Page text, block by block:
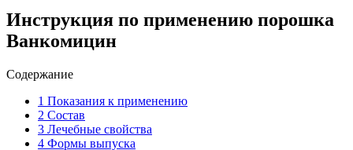
Инструкция по применению порошка
Ванкомицин
Содержание
1 Показания к применению
2 Состав
3 Лечебные свойства
4 Формы выпуска